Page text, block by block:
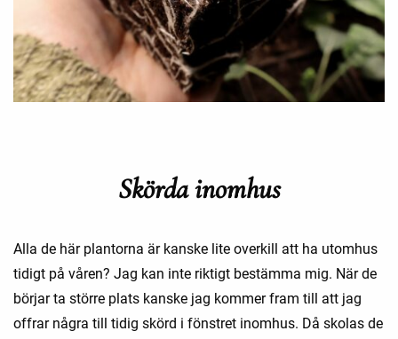
Skörda inomhus
Alla de här plantorna är kanske lite overkill att ha utomhus
tidigt på våren? Jag kan inte riktigt bestämma mig. När de
börjar ta större plats kanske jag kommer fram till att jag
offrar några till tidig skörd i fönstret inomhus. Då skolas de